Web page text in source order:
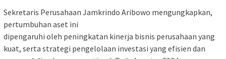
Sekretaris Perusahaan Jamkrindo Aribowo mengungkapkan,
pertumbuhan aset ini
dipengaruhi oleh peningkatan kinerja bisnis perusahaan yang
kuat, serta strategi pengelolaan investasi yang efisien dan